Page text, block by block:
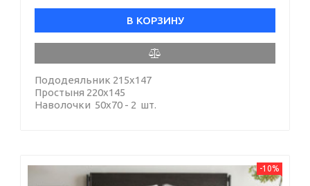
В КОРЗИНУ
Пододеяльник 215х147
Простыня 220х145
Наволочки 50х70 - 2 шт.
-10%